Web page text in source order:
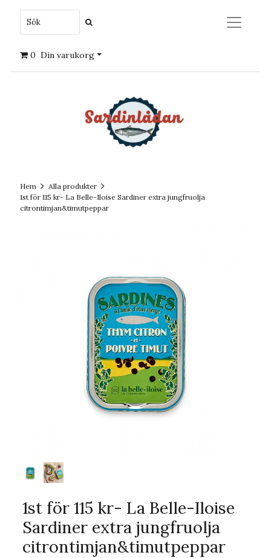
0 Din varukorg
Hem
Alla produkter
1st för 115 kr- La Belle-Iloise Sardiner extra jungfruolja
citrontimjan&timutpeppar
1st för 115 kr- La Belle-Iloise
Sardiner extra jungfruolja
citrontimjan&timutpeppar